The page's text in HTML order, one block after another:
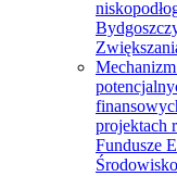
projektach
Fundusze